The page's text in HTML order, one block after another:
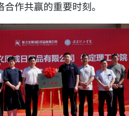
作共赢的重要时刻。